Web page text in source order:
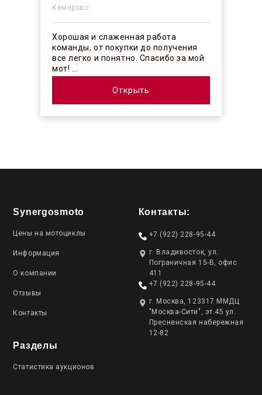
Кемерово
Хорошая и слаженная работа
команды, от покупки до получения
все легко и понятно. Спасибо за мой
мот! ...
Открыть
Synergosmoto
Цены на мотоциклы
Информация
О компании
Отзывы
Контакты
Разделы
Статистика аукционов
Контакты:
+7 (922) 228-95-44
г. Владивосток, ул.
Пограничная 15-В, офис
411
+7 (922) 228-95-44
г. Москва, 123317 ММДЦ
"Москва-Сити", эт.45 ул.
Пресненская набережная
12-82